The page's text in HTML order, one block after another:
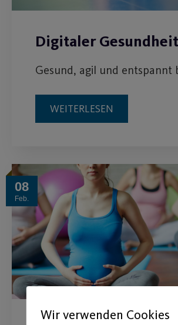
Digitaler
Gesund, agil und entspannt
WEITERLESEN
08
Feb.
Wir verwenden Cookies